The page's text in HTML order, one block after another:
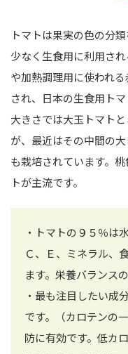
トマトは果実の色の分
少なく生食用に利用さ
や加熱調理用に使われ
され、日本の生食用ト
大きさでは大玉トマト
が、最近はその中間の
も栽培されています。
トが主流です。
・トマトの９５％は
Ｃ、Ｅ、ミネラル、
ます。栄養バランス
・最も注目したい成
です。（カロテンの
防に有効です。低カ